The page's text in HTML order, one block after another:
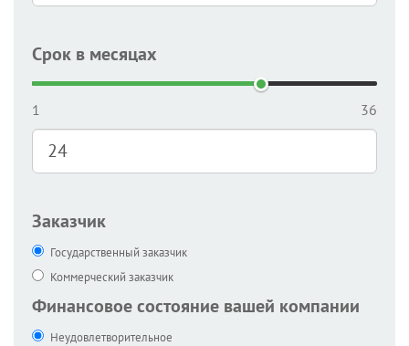
Срок в месяцах
1 36
Заказчик
Государственный заказчик
Коммерческий заказчик
Финансовое состояние вашей компании
Неудовлетворительное